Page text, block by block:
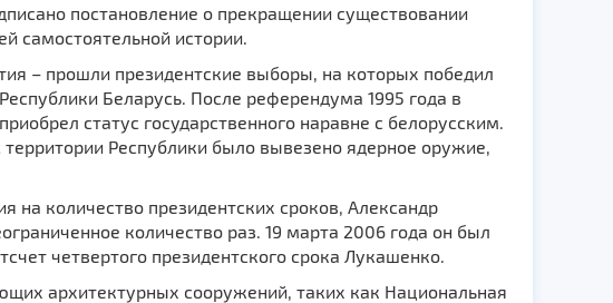
постановление о прекращении существовании
самостоятельной истории.
– прошли президентские выборы, на которых победил
Беларусь. После референдума 1995 года в
статус государственного наравне с белорусским.
Республики было вывезено ядерное оружие,
на количество президентских сроков, Александр
количество раз. 19 марта 2006 года он был
четвертого президентского срока Лукашенко.
архитектурных сооружений, таких как Национальная